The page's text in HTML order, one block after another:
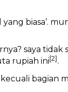
biasa’.
saya tidak
rupiah ini[2].
bagian